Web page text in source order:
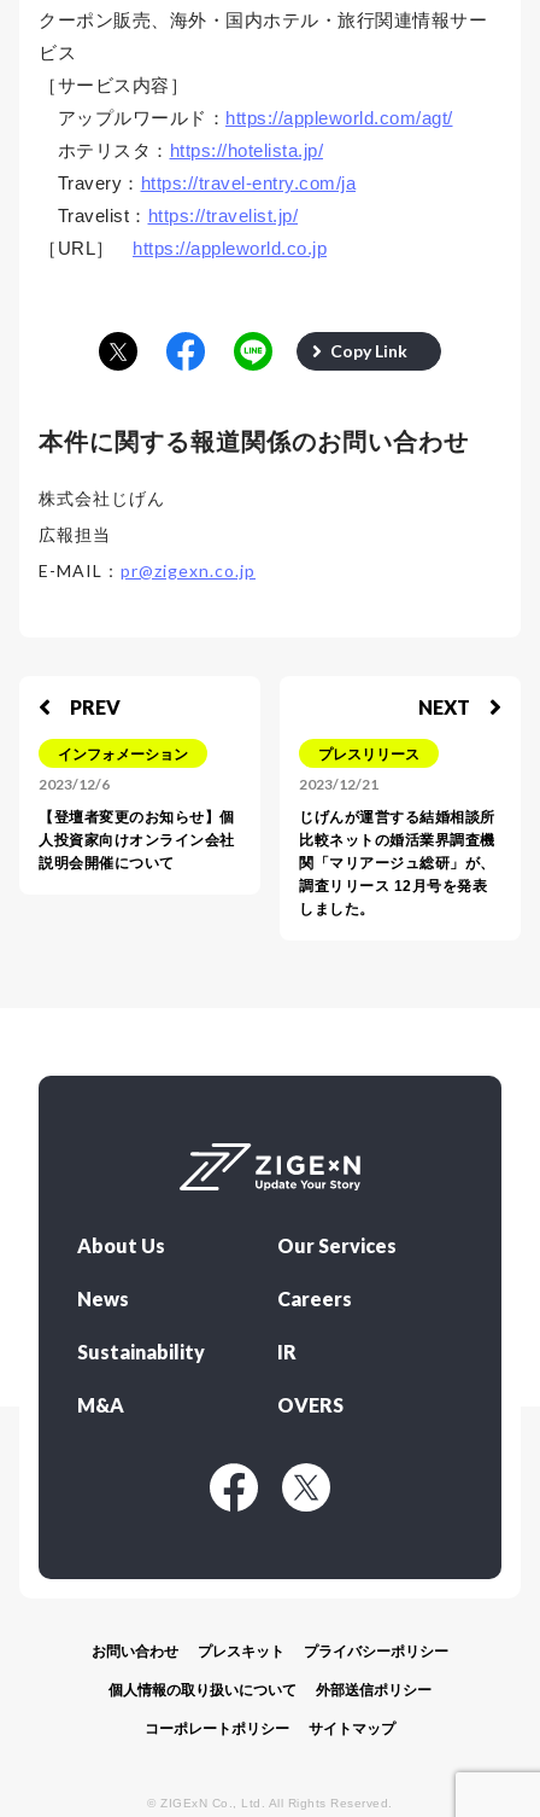
クーポン販売、海外・国内ホテル・旅行関連情報サー
ビス
［サービス内容］
アップルワールド： https://appleworld.com/agt/
ホテリスタ： https://hotelista.jp/
Travery： https://travel-entry.com/ja
Travelist： https://travelist.jp/
［URL］ https://appleworld.co.jp
Copy Link
本件に関する報道関係のお問い合わせ
株式会社じげん
広報担当
E-MAIL： pr@zigexn.co.jp
PREV
インフォメーション
2023/12/6
【登壇者変更のお知らせ】個
人投資家向けオンライン会社
説明会開催について
NEXT
プレスリリース
2023/12/21
じげんが運営する結婚相談所
比較ネットの婚活業界調査機
関「マリアージュ総研」が、
調査リリース 12月号を発表
しました。
About Us Our Services
News Careers
Sustainability IR
M&A OVERS
お問い合わせ プレスキット プライバシーポリシー
個人情報の取り扱いについて 外部送信ポリシー
コーポレートポリシー サイトマップ
© ZIGExN Co., Ltd. All Rights Reserved.